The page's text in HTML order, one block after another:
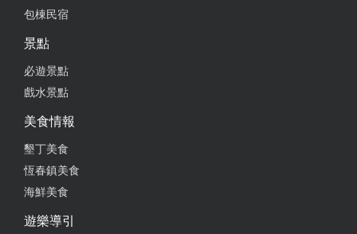
隨意找到的早餐店看起來不起眼，但人潮不少 菜包意
還行的早餐店，蛋餅比較好吃，再來才是菜包。
包棟民宿
景點
必遊景點
戲水景點
美食情報
墾丁美食
恆春鎮美食
海鮮美食
遊樂導引